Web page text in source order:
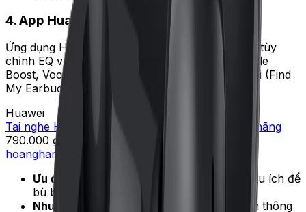
4. App Huawei AI Life — tùy chỉnh đầy đủ
Ứng dụng Huawei AI Life trên Android cho phép tùy
chỉnh EQ với 6 preset (Default, Bass Boost, Treble
Boost, Vocals, Stage, Classic), tìm tai nghe khi rơi (Find
My Earbuds), cập nhật firmware miễn phí.
Huawei
Tai nghe HUAWEI FreeBuds SE 4 ANC - Chính hãng
790.000 ₫
hoanghamobile
Ưu điểm: Có app Việt hóa, tùy chỉnh EQ hữu ích để
bù bass yếu.
Nhược điểm:
Trên iOS phải dùng Bluetooth thông